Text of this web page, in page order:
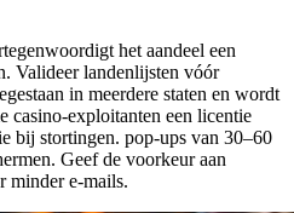
het aandeel een
Valideer landenlijsten vóór
in meerdere staten en wordt
casino-exploitanten een licentie
bij stortingen. pop-ups van 30–60
Geef de voorkeur aan
minder e-mails.